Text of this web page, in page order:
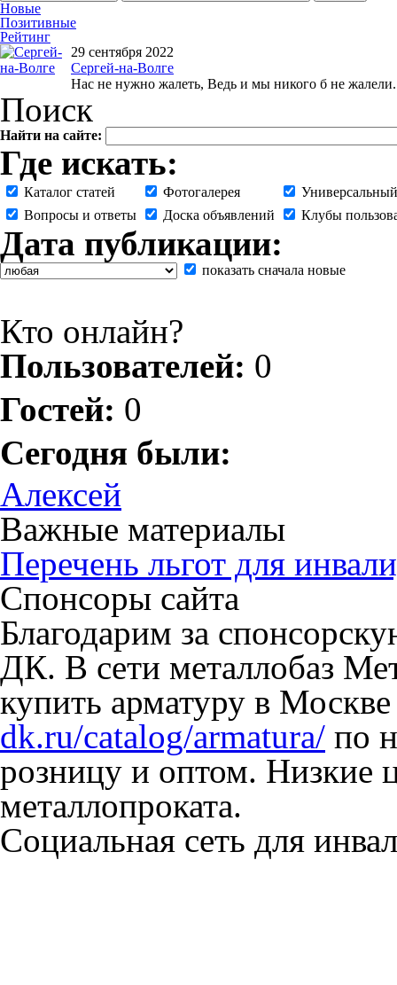
Новые
Позитивные
Рейтинг
29 сентября 2022
Сергей-на-Волге
Нас не нужно жалеть, Ведь и мы никого б не
Поиск
Найти на сайте:
Где искать:
Каталог статей Фотогалерея
Вопросы и ответы
Доска объявлений Клубы
Дата публикации:
показать сначала новые
Кто онлайн?
Пользователей: 0
Гостей: 0
Сегодня были:
Алексей
Важные материалы
Перечень льгот для
Спонсоры сайта
Благодарим за
ДК. В сети металлобаз
купить арматуру в
dk.ru/catalog/armatura/ по
розницу и оптом. Низкие
металлопроката.
Социальная сеть для